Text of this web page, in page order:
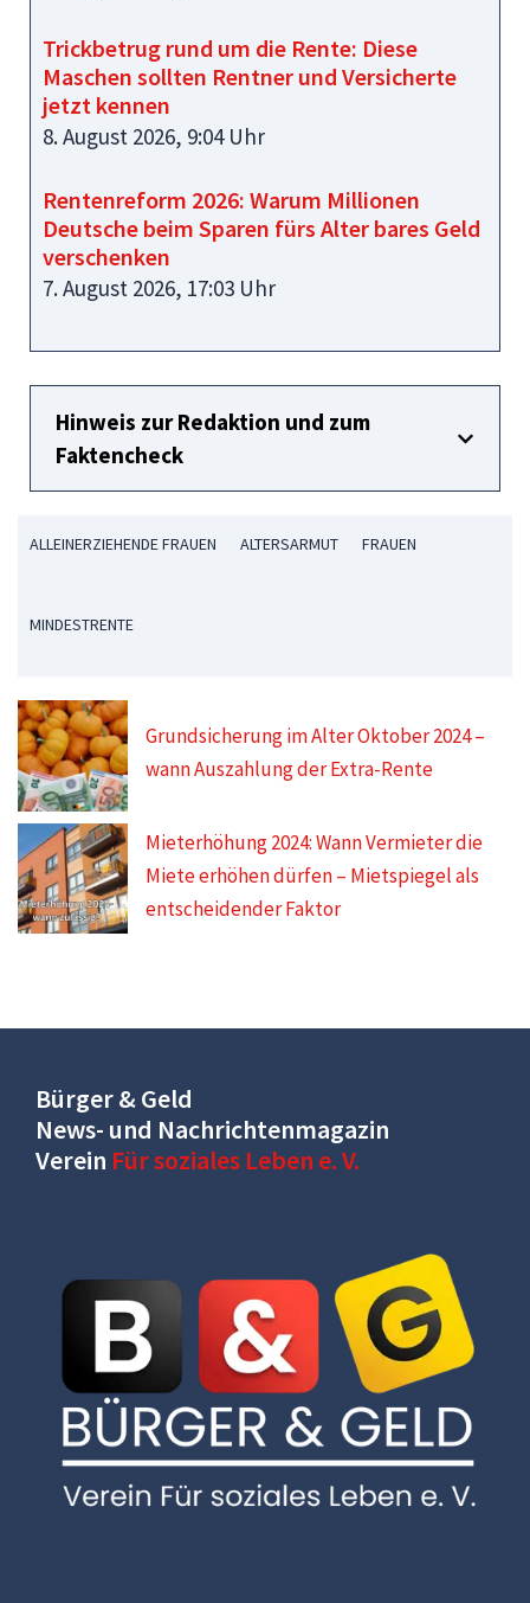
Trickbetrug rund um die Rente: Diese
Maschen sollten Rentner und Versicherte
jetzt kennen
8. August 2026, 9:04 Uhr
Rentenreform 2026: Warum Millionen
Deutsche beim Sparen fürs Alter bares Geld
verschenken
7. August 2026, 17:03 Uhr
Hinweis zur Redaktion und zum
Faktencheck
ALLEINERZIEHENDE FRAUEN ALTERSARMUT FRAUEN
MINDESTRENTE
Grundsicherung im Alter Oktober 2024 –
wann Auszahlung der Extra-Rente
Mieterhöhung 2024: Wann Vermieter die
Miete erhöhen dürfen – Mietspiegel als
entscheidender Faktor
Bürger & Geld
News- und Nachrichtenmagazin
Verein Für soziales Leben e. V.